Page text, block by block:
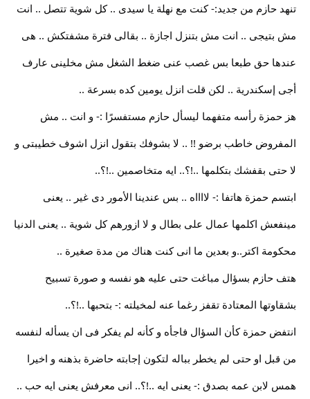
تنهد حازم من جديد:- كنت مع نهلة يا سيدى .. كل شوية تتصل .. انت
مش بتيجى .. انت مش بتنزل اجازة .. بقالى فترة مشفتكش .. هى
عندها حق طبعا بس غصب عنى ضغط الشغل مش مخلينى عارف
أجى إسكندرية .. لكن قلت انزل يومين كده بسرعة ..
هز حمزة رأسه متفهما ليسأل حازم مستفسرًا :- و انت .. مش
المفروض خاطب برضو !! .. لا بشوفك بتقول انزل اشوف خطيبتى و
لا حتى بقفشك بتكلمها ..!؟.. ايه متخاصمين ..!؟..
ابتسم حمزة هاتفا :- لااااه .. بس عندينا الأمور دى غير .. يعنى
مينفعش اكلمها عمال على بطال و لا ازورهم كل شوية .. يعنى الدنيا
محكومة اكتر..و بعدين ما انى كنت هناك من مدة صغيرة ..
هتف حازم بسؤال مباغت حتى عليه هو نفسه و صورة تسبيح
بشقاوتها المعتادة تقفز رغما عنه لمخيلته :- بتحبها ..!؟..
انتفض حمزة كأن السؤال فاجأه و كأنه لم يفكر فى ان يسأله لنفسه
من قبل او حتى لم يخطر بباله لتكون إجابته حاضرة بذهنه و اخيرا
همس لابن عمه بصدق :- يعنى ايه ..!؟.. انى معرفش يعنى ايه حب ..